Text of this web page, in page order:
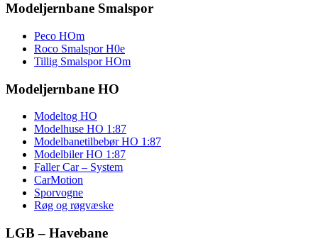
Modeljernbane Smalspor
Peco HOm
Roco Smalspor H0e
Tillig Smalspor HOm
Modeljernbane HO
Modeltog HO
Modelhuse HO 1:87
Modelbanetilbebør HO 1:87
Modelbiler HO 1:87
Faller Car – System
CarMotion
Sporvogne
Røg og røgvæske
LGB – Havebane